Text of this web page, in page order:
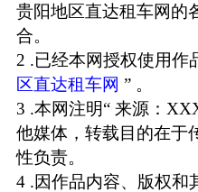
贵阳地区直达租车网的
合。
2 .已经本网授权使用作
区直达租车网 ” 。
3 .本网注明“ 来源：
他媒体，转载目的在于
性负责。
4 .因作品内容、版权和